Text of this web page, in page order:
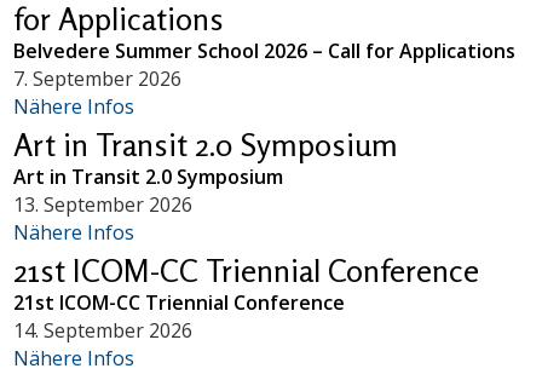
for Applications
Belvedere Summer School 2026 – Call for Applications
7. September 2026
Nähere Infos
Art in Transit 2.0 Symposium
Art in Transit 2.0 Symposium
13. September 2026
Nähere Infos
21st ICOM-CC Triennial Conference
21st ICOM-CC Triennial Conference
14. September 2026
Nähere Infos